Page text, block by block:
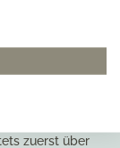
zuerst über